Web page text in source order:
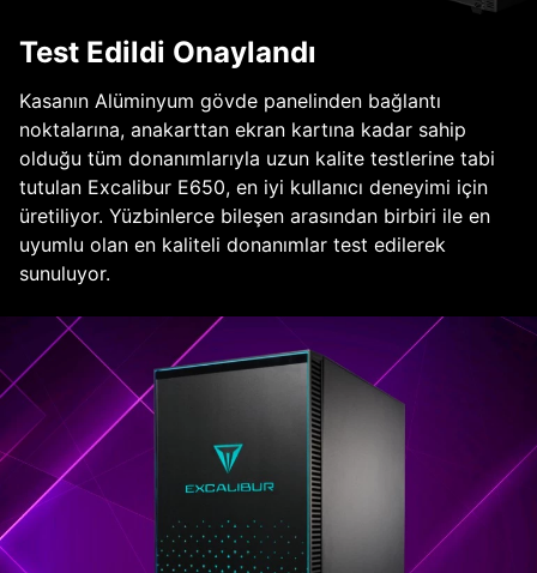
Test Edildi Onaylandı
Kasanın Alüminyum gövde panelinden bağlantı
noktalarına, anakarttan ekran kartına kadar sahip
olduğu tüm donanımlarıyla uzun kalite testlerine tabi
tutulan Excalibur E650, en iyi kullanıcı deneyimi için
üretiliyor. Yüzbinlerce bileşen arasından birbiri ile en
uyumlu olan en kaliteli donanımlar test edilerek
sunuluyor.